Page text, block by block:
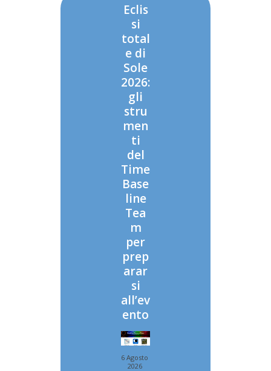
Eclis
si
total
e di
Sole
2026:
gli
stru
men
ti
del
Time
Base
line
Tea
m
per
prep
arar
si
all’ev
ento
6 Agosto
2026